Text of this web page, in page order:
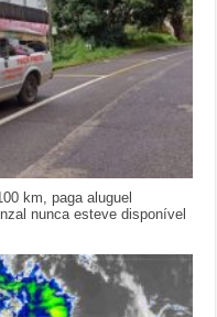
km, paga aluguel
nunca esteve disponível